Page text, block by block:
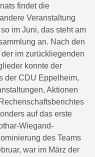
findet die
Veranstaltung
im Juni, das steht am
an. Nach den
im zurückliegenden
konnte der
der CDU Eppelheim,
Aktionen
auf das erste
Wiegand-
des Teams
war im März der